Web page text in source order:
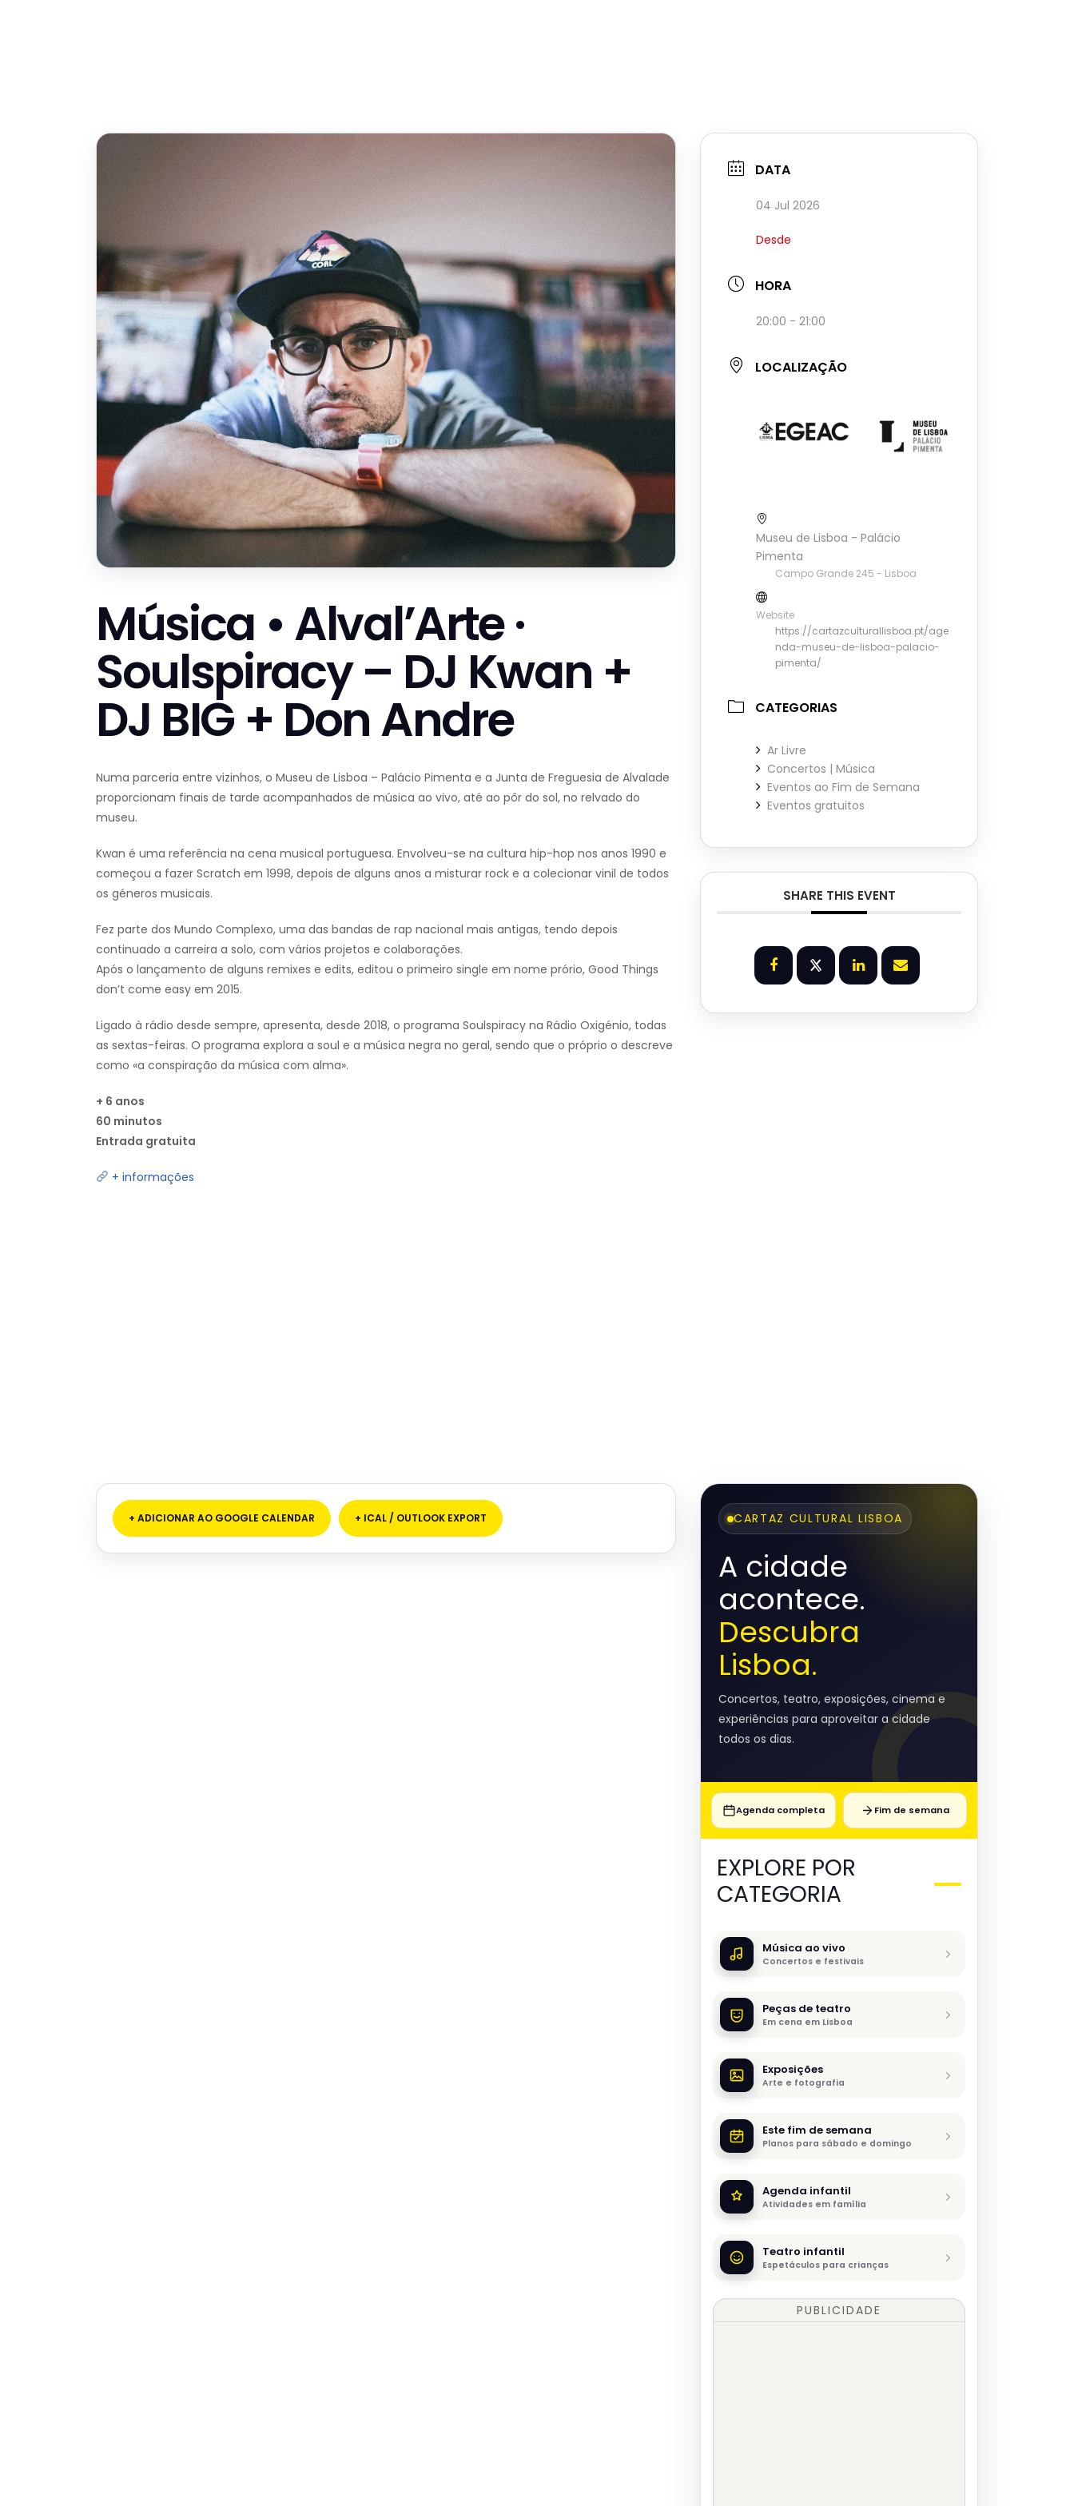
Música • Alval’Arte ·
Soulspiracy – DJ Kwan +
DJ BIG + Don Andre
Numa parceria entre vizinhos, o Museu de Lisboa – Palácio Pimenta e a Junta de Freguesia de Alvalade
proporcionam finais de tarde acompanhados de música ao vivo, até ao pôr do sol, no relvado do
museu.
Kwan é uma referência na cena musical portuguesa. Envolveu-se na cultura hip-hop nos anos 1990 e
começou a fazer Scratch em 1998, depois de alguns anos a misturar rock e a colecionar vinil de todos
os géneros musicais.
Fez parte dos Mundo Complexo, uma das bandas de rap nacional mais antigas, tendo depois
continuado a carreira a solo, com vários projetos e colaborações.
Após o lançamento de alguns remixes e edits, editou o primeiro single em nome prório, Good Things
don’t come easy em 2015.
Ligado à rádio desde sempre, apresenta, desde 2018, o programa Soulspiracy na Rádio Oxigénio, todas
as sextas-feiras. O programa explora a soul e a música negra no geral, sendo que o próprio o descreve
como «a conspiração da música com alma».
+ 6 anos
60 minutos
Entrada gratuita
+ informações
+ ADICIONAR AO GOOGLE CALENDAR + ICAL / OUTLOOK EXPORT
DATA
04 Jul 2026
Desde
HORA
20:00 - 21:00
LOCALIZAÇÃO
Museu de Lisboa - Palácio
Pimenta
Campo Grande 245 - Lisboa
Website
https://cartazculturallisboa.pt/age
nda-museu-de-lisboa-palacio-
pimenta/
CATEGORIAS
Ar Livre
Concertos | Música
Eventos ao Fim de Semana
Eventos gratuitos
SHARE THIS EVENT
CARTAZ CULTURAL LISBOA
A cidade
acontece.
Descubra
Lisboa.
Concertos, teatro, exposições, cinema e
experiências para aproveitar a cidade
todos os dias.
Agenda completa Fim de semana
EXPLORE POR
CATEGORIA
Música ao vivo
Concertos e festivais
Peças de teatro
Em cena em Lisboa
Exposições
Arte e fotografia
Este fim de semana
Planos para sábado e domingo
Agenda infantil
Atividades em família
Teatro infantil
Espetáculos para crianças
PUBLICIDADE